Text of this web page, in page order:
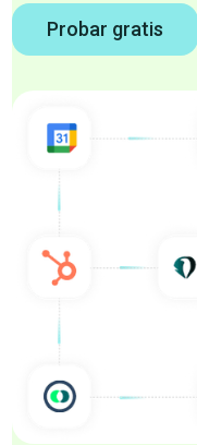
Probar gratis